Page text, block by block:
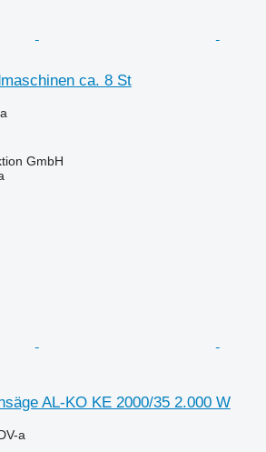
ca. 8 St
GmbH
AL-KO KE 2000/35 2.000 W
a